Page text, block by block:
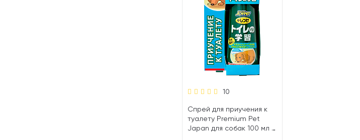
10
Спрей для приучения к
туалету Premium Pet
Japan для собак 100 мл (1